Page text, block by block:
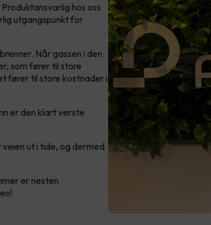
hos oss
utgangspunkt for
Når gassen i den
som fører til store
fører til store kostnader i
er den klart verste
ut i tide, og dermed
er nesten